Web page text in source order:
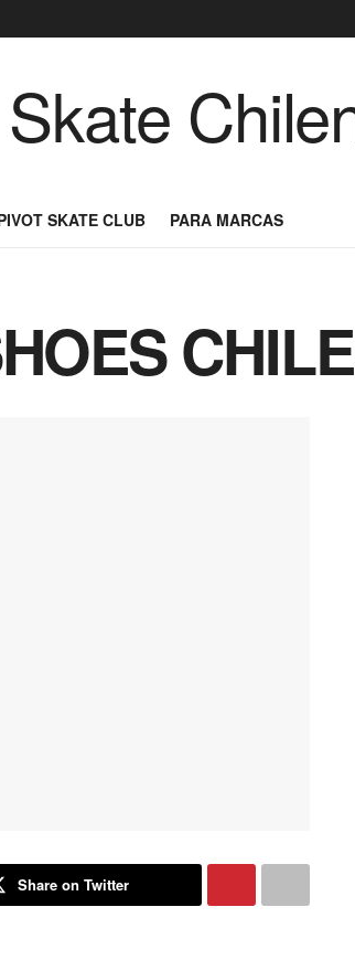
SKATE CLUB PARA MARCAS
CHILE
Share on Twitter